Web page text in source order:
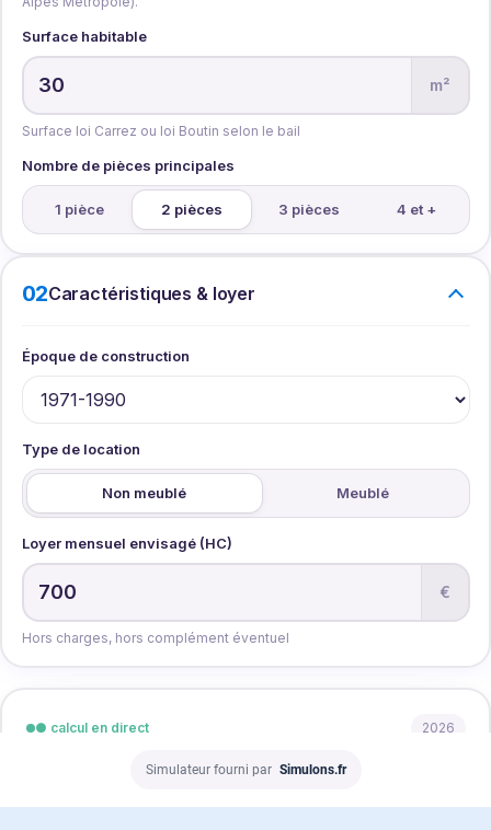
Simulateur fourni par Simulons.fr